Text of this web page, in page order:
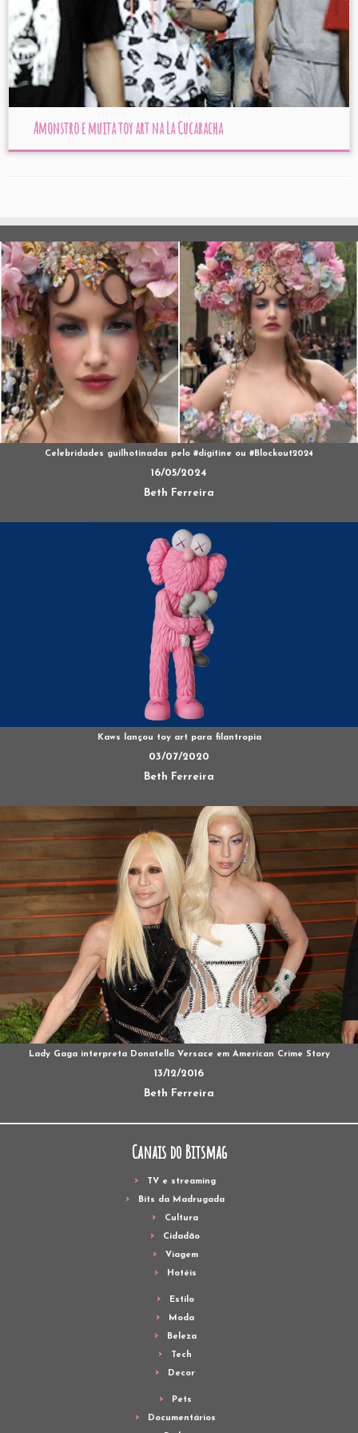
Amonstro e muita toy art na La Cucaracha
Celebridades guilhotinadas pelo #digitine ou #Blockout2024
16/05/2024
Beth Ferreira
Kaws lançou toy art para filantropia
03/07/2020
Beth Ferreira
Lady Gaga interpreta Donatella Versace em American Crime Story
13/12/2016
Beth Ferreira
Canais do Bitsmag
TV e streaming
Bits da Madrugada
Cultura
Cidadão
Viagem
Hotéis
Estilo
Moda
Beleza
Tech
Decor
Pets
Documentários